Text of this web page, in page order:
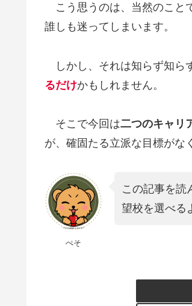
o
o
n
k
こう思うのは、当然のこと
誰しも迷ってしまいます。
しかし、それは知らず知ら
るだけかもしれません。
そこで今回は二つのキャリ
が、確固たる立派な目標がな
ぺそ
この記事を読
望校を選べる